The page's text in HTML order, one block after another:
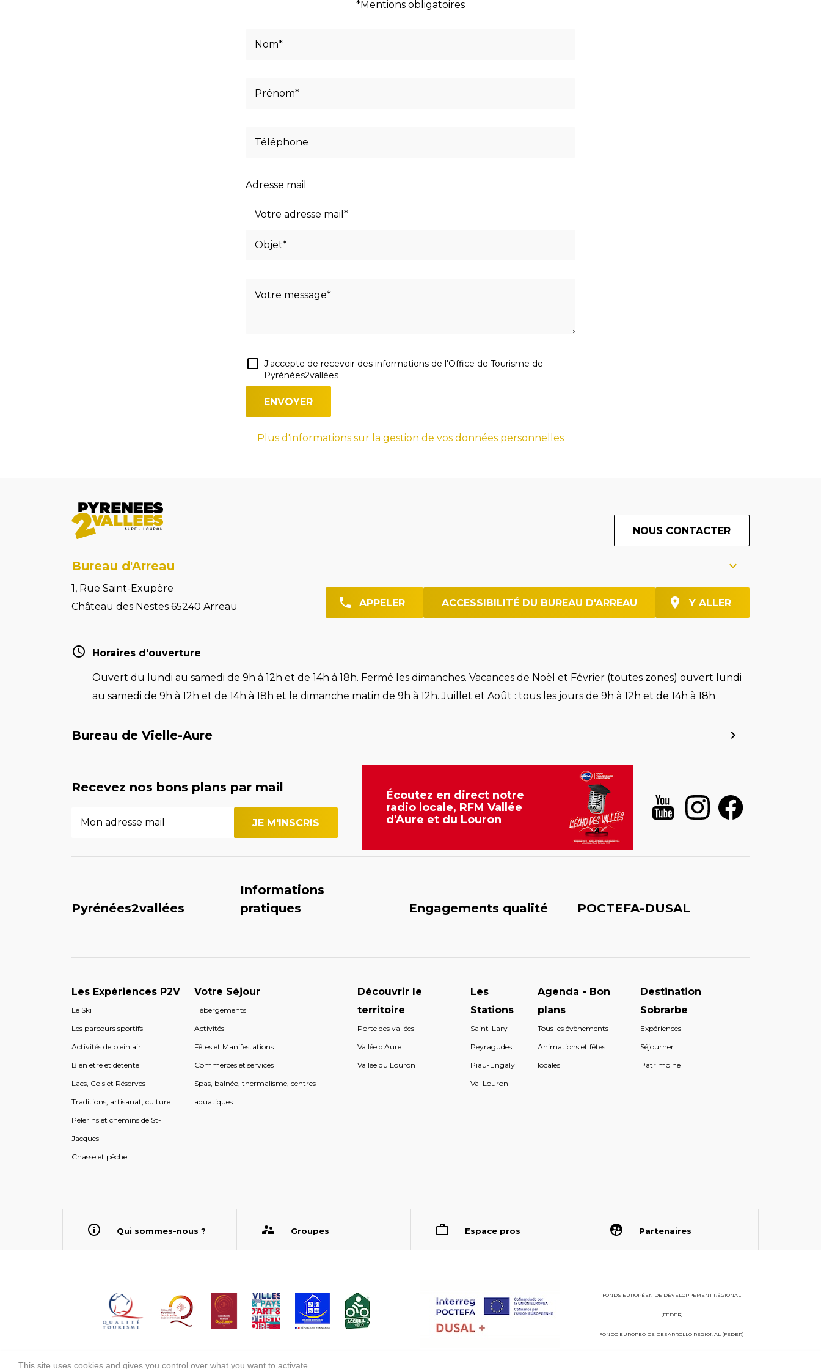
*Mentions obligatoires
Adresse mail
J'accepte de recevoir des informations de l'Office de Tourisme de
Pyrénées2vallées
Plus d'informations sur la gestion de vos données personnelles
NOUS CONTACTER
Bureau d'Arreau
1, Rue Saint-Exupère
Château des Nestes 65240 Arreau
APPELER ACCESSIBILITÉ DU BUREAU D'ARREAU Y ALLER
Horaires d'ouverture
Ouvert du lundi au samedi de 9h à 12h et de 14h à 18h. Fermé les dimanches. Vacances de Noël et Février (toutes zones) ouvert lundi
au samedi de 9h à 12h et de 14h à 18h et le dimanche matin de 9h à 12h. Juillet et Août : tous les jours de 9h à 12h et de 14h à 18h
Bureau de Vielle-Aure
Recevez nos bons plans par mail
Écoutez en direct notre
radio locale, RFM Vallée
d'Aure et du Louron
Pyrénées2vallées
Informations
pratiques
Engagements qualité POCTEFA-DUSAL
Les Expériences P2V
Le Ski
Les parcours sportifs
Activités de plein air
Bien être et détente
Lacs, Cols et Réserves
Traditions, artisanat, culture
Pèlerins et chemins de St-
Jacques
Chasse et pêche
Votre Séjour
Hébergements
Activités
Fêtes et Manifestations
Commerces et services
Spas, balnéo, thermalisme, centres
aquatiques
Découvrir le
territoire
Porte des vallées
Vallée d'Aure
Vallée du Louron
Les
Stations
Saint-Lary
Peyragudes
Piau-Engaly
Val Louron
Agenda - Bon
plans
Tous les évènements
Animations et fêtes
locales
Destination
Sobrarbe
Expériences
Séjourner
Patrimoine
Qui sommes-nous ? Groupes Espace pros Partenaires
FONDS EUROPÉEN DE DÉVELOPPEMENT RÉGIONAL
(FEDER)
FONDO EUROPEO DE DESARROLLO REGIONAL (FEDER)
This site uses cookies and gives you control over what you want to activate